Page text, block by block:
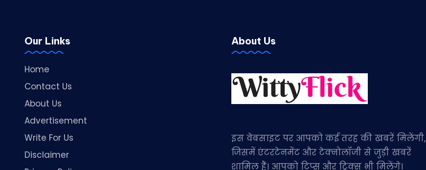
Our Links
Home
Contact Us
About Us
Advertisement
Write For Us
Disclaimer
About Us
इस वेबसाइट पर आपको कई तरह की खबरें मिलेंगी,
जिसमें एंटरटेनमेंट और टेक्नोलॉजी से जुड़ी खबरें
शामिल हैं। आपको टिप्स और ट्रिक्स भी मिलेंगे।